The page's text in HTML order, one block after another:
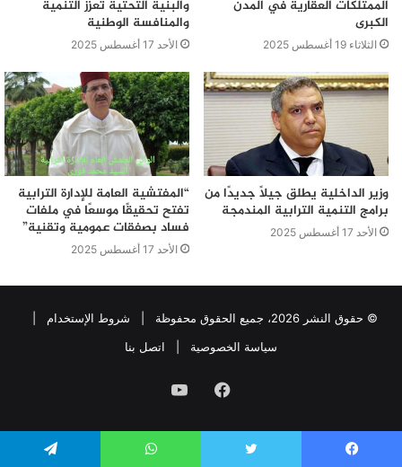
الممتلكات العقارية في المدن
الكبرى
الثلاثاء 19 أغسطس 2025
والبنية التحتية تعزز التنمية
والمنافسة الوطنية
الأحد 17 أغسطس 2025
وزير الداخلية يطلق جيلًا جديدًا من
برامج التنمية الترابية المندمجة
الأحد 17 أغسطس 2025
“المفتشية العامة للإدارة الترابية
تفتح تحقيقًا موسعًا في ملفات
فساد بصفقات عمومية وتقنية”
الأحد 17 أغسطس 2025
© حقوق النشر 2026، جميع الحقوق محفوظة | شروط الإستخدام
سياسة الخصوصية
اتصل بنا
فيسبوكيوتيوب